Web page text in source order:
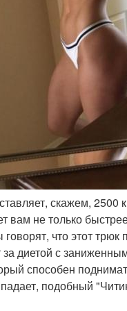
скажем, 2500
вам не только
что этот
диетой с
способен
подобный